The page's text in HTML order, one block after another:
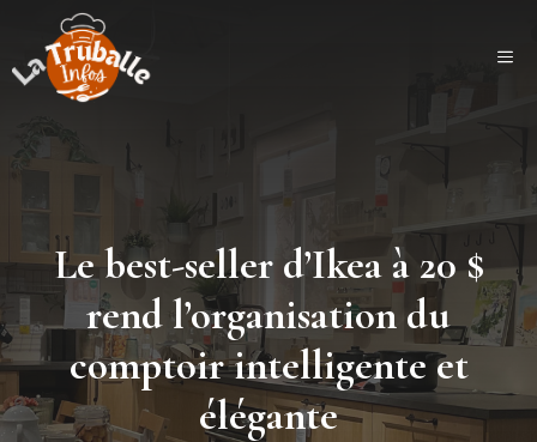
contenu
Le best-seller d’Ikea ​​à 20 $
rend l’organisation du
comptoir intelligente et
élégante